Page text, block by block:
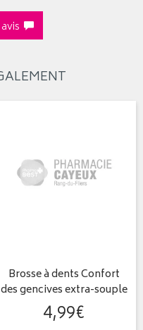
Brosse à dents Confort
des gencives extra-souple
4,99€